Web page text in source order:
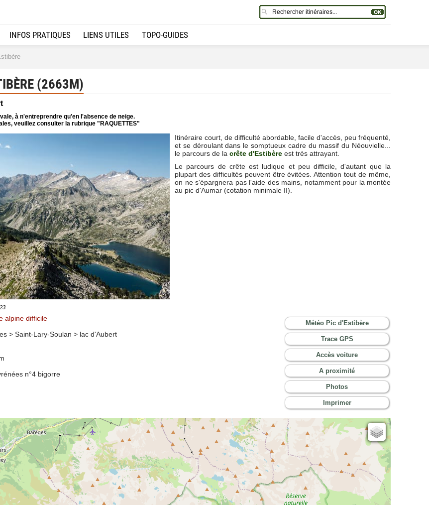
INFOS PRATIQUES LIENS UTILES TOPO-GUIDES
(2663M)
à n'entreprendre qu'en l'absence de neige.
veuillez consulter la rubrique "RAQUETTES"
Itinéraire court, de difficulté abordable, facile d'accès, peu fréquenté,
et se déroulant dans le somptueux cadre du massif du Néouvielle...
le parcours de la crête d'Estibère est très attrayant.
Le parcours de crête est ludique et peu difficile, d'autant que la
plupart des difficultés peuvent être évitées. Attention tout de même,
on ne s'épargnera pas l'aide des mains, notamment pour la montée
au pic d'Aumar (cotation minimale II).
alpine difficile
> Saint-Lary-Soulan > lac d'Aubert
n°4 bigorre
Météo Pic d'Estibère
Trace GPS
Accès voiture
A proximité
Photos
Imprimer
Cartes IGN
ESRI Word Imagery